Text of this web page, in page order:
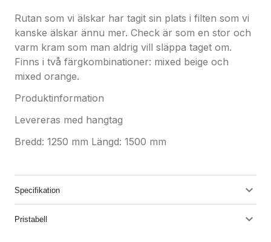
Rutan som vi älskar har tagit sin plats i filten som vi
kanske älskar ännu mer. Check är som en stor och
varm kram som man aldrig vill släppa taget om.
Finns i två färgkombinationer: mixed beige och
mixed orange.
Produktinformation
Levereras med hangtag
Bredd: 1250 mm Längd: 1500 mm
Specifikation
Pristabell